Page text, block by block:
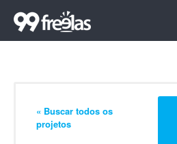
« Buscar todos os
projetos